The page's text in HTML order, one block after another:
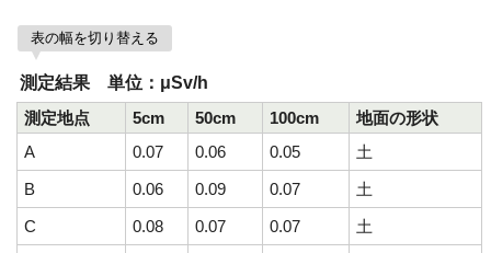
表の幅を切り替える
測定結果 単位：μSv/h
測定地点
5cm 50cm 100cm
地面の形状
A
0.07 0.06 0.05
土
B
0.06 0.09 0.07
土
C
0.08 0.07 0.07
土